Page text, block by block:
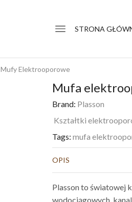
STRONA
Mufy Elektrooporowe
Mufa
Brand: Plasson
Kształtki
Tags: mufa
OPIS
Plasson to światowej
wodociągowych,